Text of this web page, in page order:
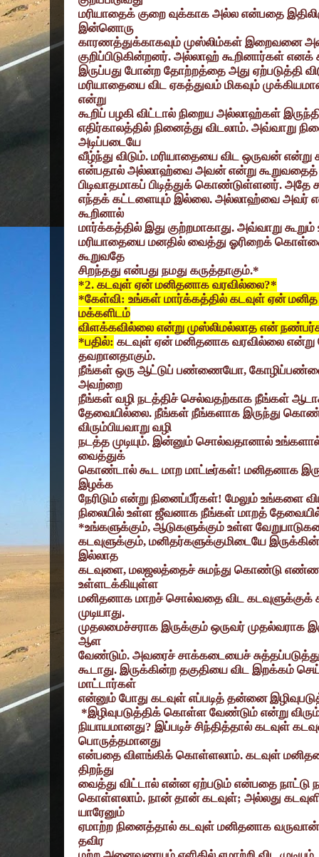
மரியாதைக் குறை வுக்காக அல்ல என்பதை
இன்னொரு
காரணத்துக்காகவும் முஸ்லிம்கள் இறைவனை
குறிப்பிடுகின்றனர். அல்லாஹ் கூறினார்கள்
இருப்பது போன்ற தோற்றத்தை அது ஏற்படுத்தி
மரியாதையை விட ஏகத்துவம் மிகவும்
என்று
கூறிப் பழகி விட்டால் நிறைய அல்லாஹ்கள்
எதிர்காலத்தில் நினைத்து விடலாம். அவ்வாறு
அடிப்படையே
வீழ்ந்து விடும். மரியாதையை விட ஒருவன் என்று
என்பதால் அல்லாஹ்வை அவன் என்று கூறுவதைத்
பிடிவாதமாகப் பிடித்துக் கொண்டுள்ளனர். அதே
எந்தக் கட்டளையும் இல்லை. அல்லாஹ்வை அவர்
கூறினால்
மார்க்கத்தில் இது குற்றமாகாது. அவ்வாறு
மரியாதையை மனதில் வைத்து ஓரிறைக்
கூறுவதே
சிறந்தது என்பது நமது கருத்தாகும்.*
*2. கடவுள் ஏன் மனிதனாக வரவில்லை?*
*கேள்வி: உங்கள் மார்க்கத்தில் கடவுள் ஏன்
மக்களிடம்
விளக்கவில்லை என்று முஸ்லிமல்லாத என்
*பதில்: கடவுள் ஏன் மனிதனாக வரவில்லை என்று
தவறானதாகும்.
நீங்கள் ஒரு ஆட்டுப் பண்ணையோ,
அவற்றை
நீங்கள் வழி நடத்திச் செல்வதற்காக நீங்கள்
தேவையில்லை. நீங்கள் நீங்களாக இருந்து
விரும்பியவாறு வழி
நடத்த முடியும். இன்னும் சொல்வதானால்
வைத்துக்
கொண்டால் கூட மாற மாட்டீர்கள்! மனிதனாக
இழக்க
நேரிடும் என்று நினைப்பீர்கள்! மேலும் உங்களை
நிலையில் உள்ள ஜீவனாக நீங்கள் மாறத்
*உங்களுக்கும், ஆடுகளுக்கும் உள்ள
கடவுளுக்கும், மனிதர்களுக்குமிடையே
இல்லாத
கடவுளை, மலஜலத்தைச் சுமந்து கொண்டு
உள்ளடக்கியுள்ள
மனிதனாக மாறச் சொல்வதை விட
முடியாது.
முதலமைச்சராக இருக்கும் ஒருவர் முதல்வராக
ஆள
வேண்டும். அவரைச் சாக்கடையைச்
கூடாது. இருக்கின்ற தகுதியை விட இறக்கம்
மாட்டார்கள்
என்னும் போது கடவுள் எப்படித் தன்னை
*இழிவுபடுத்திக் கொள்ள வேண்டும் என்று
நியாயமானது? இப்படிச் சிந்தித்தால் கடவுள்
பொருத்தமானது
என்பதை விளங்கிக் கொள்ளலாம். கடவுள்
திறந்து
வைத்து விட்டால் என்ன ஏற்படும் என்பதை நாட்டு
கொள்ளலாம். நான் தான் கடவுள்; அல்லது
யாரேனும்
ஏமாற்ற நினைத்தால் கடவுள் மனிதனாக
தவிர